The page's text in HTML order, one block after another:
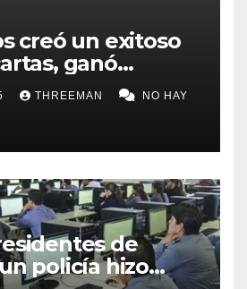
creó un exitoso
ganó
vendió la
su sueño
THREEMAN NO HAY
de
policía hizo